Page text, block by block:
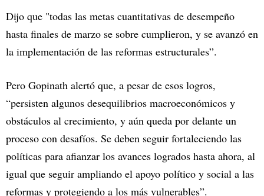
Dijo que "todas las metas cuantitativas de desempeño
hasta finales de marzo se sobre cumplieron, y se avanzó en
la implementación de las reformas estructurales”.
Pero Gopinath alertó que, a pesar de esos logros,
“persisten algunos desequilibrios macroeconómicos y
obstáculos al crecimiento, y aún queda por delante un
proceso con desafíos. Se deben seguir fortaleciendo las
políticas para afianzar los avances logrados hasta ahora, al
igual que seguir ampliando el apoyo político y social a las
reformas y protegiendo a los más vulnerables”.